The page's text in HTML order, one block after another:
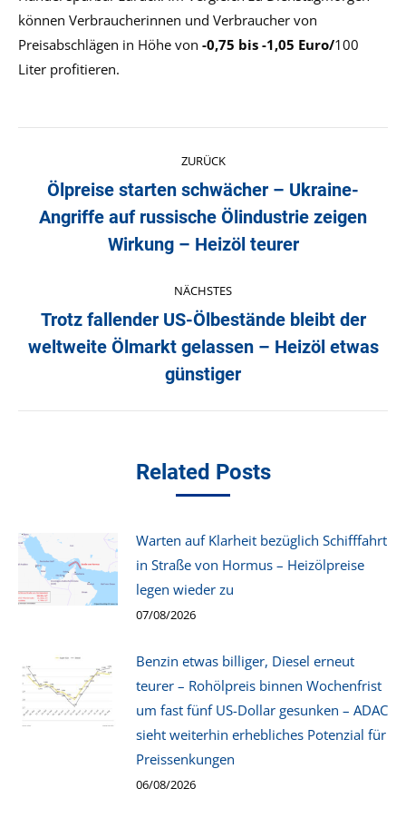
können Verbraucherinnen und Verbraucher von
Preisabschlägen in Höhe von -0,75 bis -1,05 Euro/100
Liter profitieren.
Kommentarnavigation
ZURÜCK
Vorheriger
Beitrag:
Ölpreise starten schwächer – Ukraine-
Angriffe auf russische Ölindustrie zeigen
Wirkung – Heizöl teurer
NÄCHSTES
Nächster
Beitrag:
Trotz fallender US-Ölbestände bleibt der
weltweite Ölmarkt gelassen – Heizöl etwas
günstiger
Related Posts
Warten auf Klarheit bezüglich Schifffahrt
in Straße von Hormus – Heizölpreise
legen wieder zu
07/08/2026
Benzin etwas billiger, Diesel erneut
teurer – Rohölpreis binnen Wochenfrist
um fast fünf US-Dollar gesunken – ADAC
sieht weiterhin erhebliches Potenzial für
Preissenkungen
06/08/2026